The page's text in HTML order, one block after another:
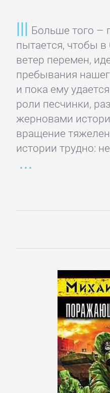
Больше того –
пытается, чтобы
ветер перемен,
пребывания
и пока ему
роли песчинки,
жерновами
вращение
истории трудно:
литература
Зарубежная
публицистика
Зарубежная
фантастика
Зарубежное
фэнтези
Зарубежные
любовные
Зарубежные
приключения
Зарубежные